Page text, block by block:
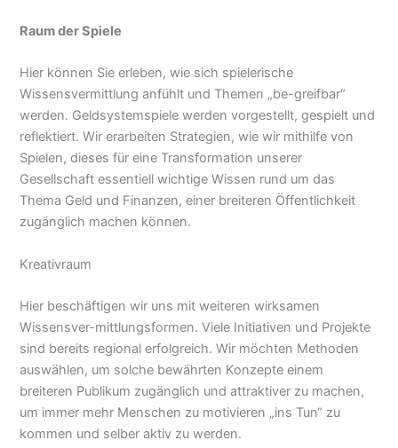
Raum der Spiele
Hier können Sie erleben, wie sich spielerische
Wissensvermittlung anfühlt und Themen „be-greifbar“
werden. Geldsystemspiele werden vorgestellt, gespielt und
reflektiert. Wir erarbeiten Strategien, wie wir mithilfe von
Spielen, dieses für eine Transformation unserer
Gesellschaft essentiell wichtige Wissen rund um das
Thema Geld und Finanzen, einer breiteren Öffentlichkeit
zugänglich machen können.
Kreativraum
Hier beschäftigen wir uns mit weiteren wirksamen
Wissensver-mittlungsformen. Viele Initiativen und Projekte
sind bereits regional erfolgreich. Wir möchten Methoden
auswählen, um solche bewährten Konzepte einem
breiteren Publikum zugänglich und attraktiver zu machen,
um immer mehr Menschen zu motivieren „ins Tun“ zu
kommen und selber aktiv zu werden.